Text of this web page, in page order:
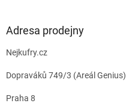
Adresa prodejny
Nejkufry.cz
Dopraváků 749/3 (Areál Genius)
Praha 8